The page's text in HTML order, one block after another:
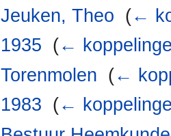
Jeuken, Theo (←
1935 (←
Torenmolen (←
1983 (←